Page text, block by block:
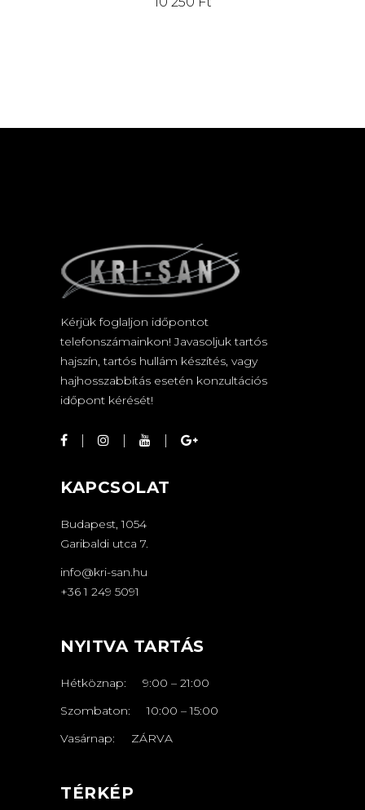
Kérjük foglaljon időpontot
telefonszámainkon! Javasoljuk tartós
hajszín, tartós hullám készítés, vagy
hajhosszabbítás esetén konzultációs
időpont kérését!
KAPCSOLAT
Budapest, 1054
Garibaldi utca 7.
info@kri-san.hu
+36 1 249 5091
NYITVA TARTÁS
Hétköznap: 9:00 – 21:00
Szombaton:10:00 – 15:00
Vasárnap: ZÁRVA
TÉRKÉP